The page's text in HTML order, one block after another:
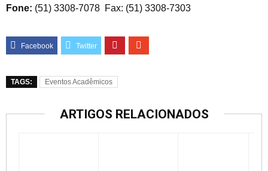
Fone: (51) 3308-7078 Fax: (51) 3308-7303
TAGS: Eventos Acadêmicos
ARTIGOS RELACIONADOS